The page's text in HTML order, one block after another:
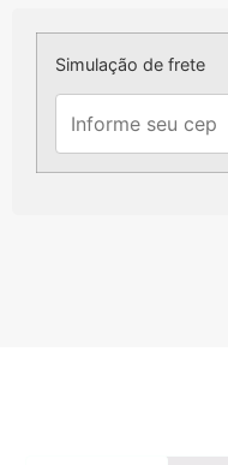
Simulação de frete